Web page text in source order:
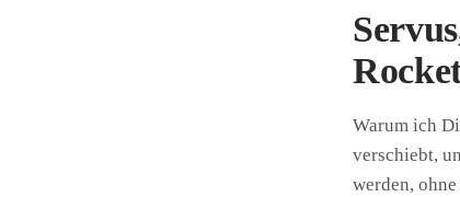
Warum ich
verschiebt,
werden,